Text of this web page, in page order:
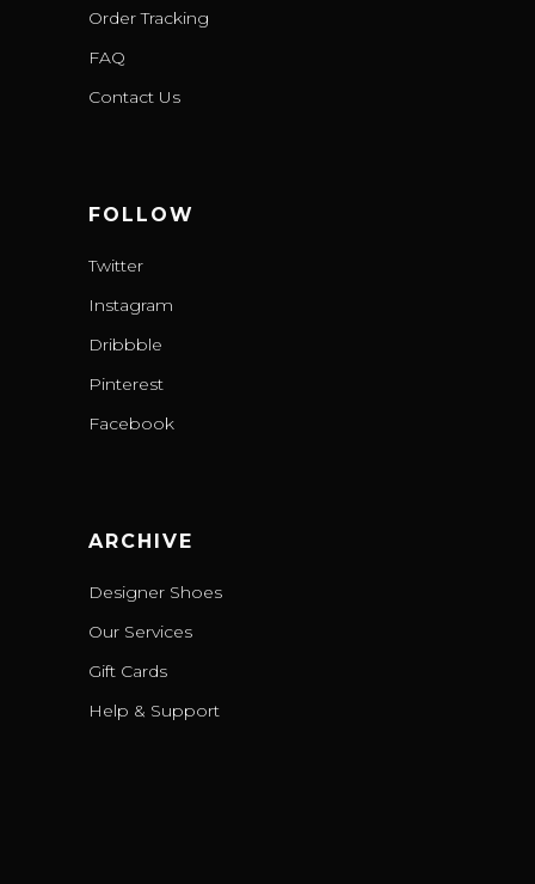
Order Tracking
FAQ
Contact Us
FOLLOW
Twitter
Instagram
Dribbble
Pinterest
Facebook
ARCHIVE
Designer Shoes
Our Services
Gift Cards
Help & Support